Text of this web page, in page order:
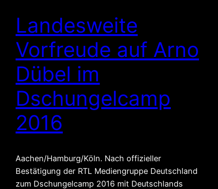
Landesweite
Vorfreude auf Arno
Dübel im
Dschungelcamp
2016
Aachen/Hamburg/Köln. Nach offizieller
Bestätigung der RTL Mediengruppe Deutschland
zum Dschungelcamp 2016 mit Deutschlands